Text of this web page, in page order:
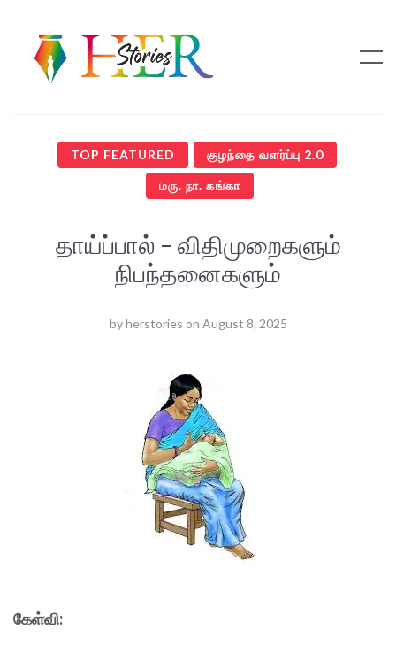
TOP FEATURED குழந்தை வளர்ப்பு 2.0
மரு. நா. கங்கா
தாய்ப்பால் – விதிமுறைகளும்
நிபந்தனைகளும்
byherstories on August 8, 2025
கேள்வி: